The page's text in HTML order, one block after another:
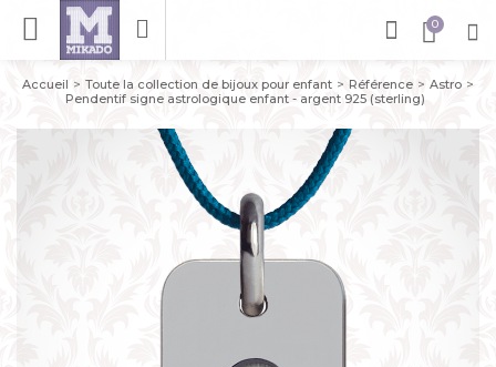
Accueil Toute la collection de bijoux pour enfant Référence
Astro
Pendentif signe astrologique enfant - argent 925 (sterling)